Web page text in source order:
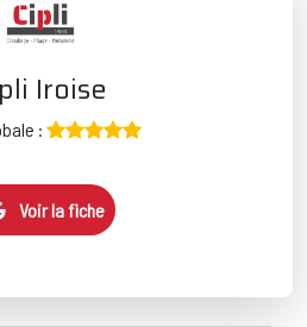
Iroise
:
Voir la fiche